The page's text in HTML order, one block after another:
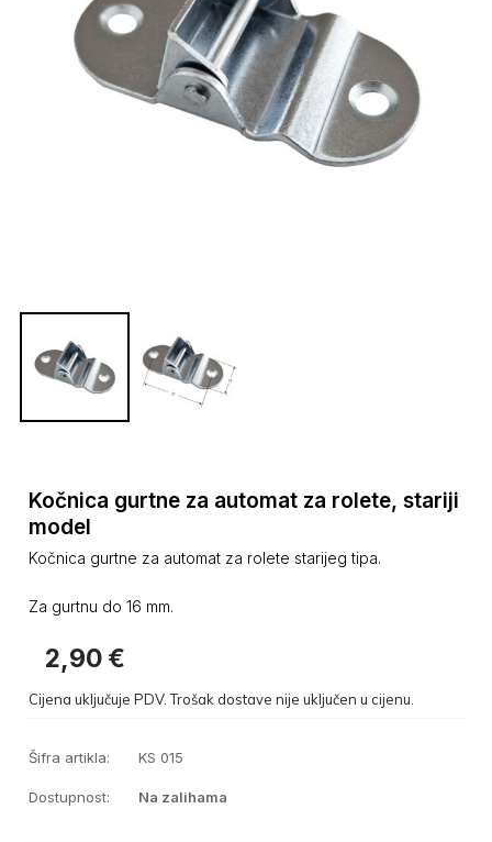
Kočnica gurtne za automat za rolete, stariji
model
Kočnica gurtne za automat za rolete starijeg tipa.
Za gurtnu do 16 mm.
2,90 €
Cijena uključuje PDV. Trošak dostave nije uključen u cijenu.
Šifra artikla: KS 015
Dostupnost: Na zalihama